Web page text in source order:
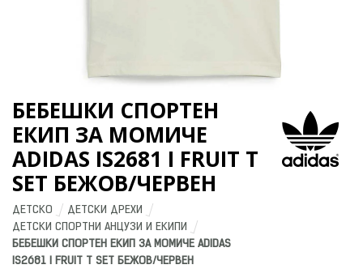
БЕБЕШКИ СПОРТЕН
ЕКИП ЗА МОМИЧЕ
ADIDAS IS2681 I FRUIT T
SET БЕЖОВ/ЧЕРВЕН
ДЕТСКО
ДЕТСКИ ДРЕХИ
ДЕТСКИ СПОРТНИ АНЦУЗИ И ЕКИПИ
БЕБЕШКИ СПОРТЕН ЕКИП ЗА МОМИЧЕ ADIDAS
IS2681 I FRUIT T SET БЕЖОВ/ЧЕРВЕН